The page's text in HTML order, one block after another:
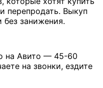
перепродать. Выкуп
занижения.
на Авито — 45-60
на звонки, ездите